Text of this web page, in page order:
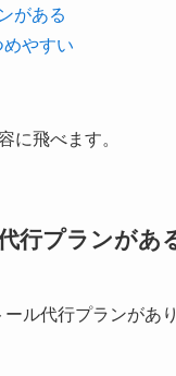
がある
やすい
飛べます。
行プランがあ
ル代行プランがあ